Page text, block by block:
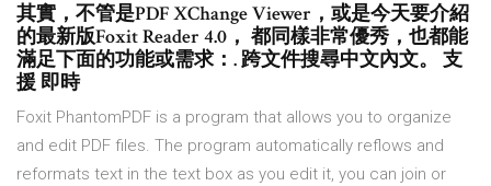
其實，不管是PDF XChange Viewer，或是今天要介紹
的最新版Foxit Reader 4.0， 都同樣非常優秀，也都能
滿足下面的功能或需求：. 跨文件搜尋中文內文。 支
援 即時
Foxit PhantomPDF is a program that allows you to organize
and edit PDF files. The program automatically reflows and
reformats text in the text box as you edit it, you can join or